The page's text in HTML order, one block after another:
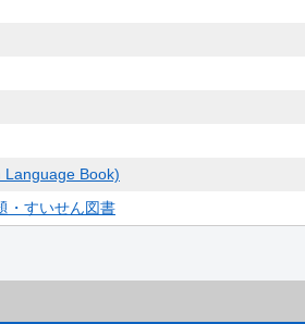
Language Book)
すいせん図書